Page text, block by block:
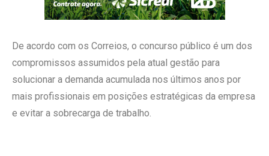
De acordo com os Correios, o concurso público é um dos
compromissos assumidos pela atual gestão para
solucionar a demanda acumulada nos últimos anos por
mais profissionais em posições estratégicas da empresa
e evitar a sobrecarga de trabalho.